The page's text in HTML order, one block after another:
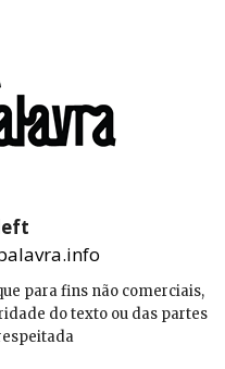
para fins não comerciais,
do texto ou das partes